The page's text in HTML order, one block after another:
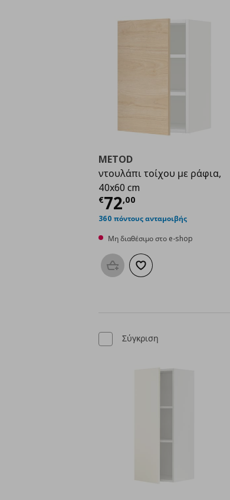
METOD
ντουλάπι τοίχου με ράφια,
40x60 cm
€72,00
Τρέχουσα τιμή
360 πόντους ανταμοιβής
Μη διαθέσιμο στο e-shop
Προσθήκη στο καλάθι
Προσθήκη στα αγαπημένα
Σύγκριση